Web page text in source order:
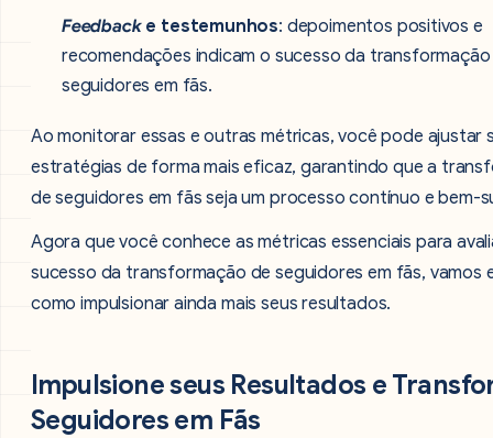
Feedback e testemunhos: depoimentos positivos e
recomendações indicam o sucesso da
seguidores em fãs.
Ao monitorar essas e outras métricas, você pode ajustar
estratégias de forma mais eficaz, garantindo que a
de seguidores em fãs seja um processo contínuo e bem-
Agora que você conhece as métricas essenciais para
sucesso da transformação de seguidores em fãs, vamos
como impulsionar ainda mais seus resultados.
Impulsione seus Resultados e
Seguidores em Fãs